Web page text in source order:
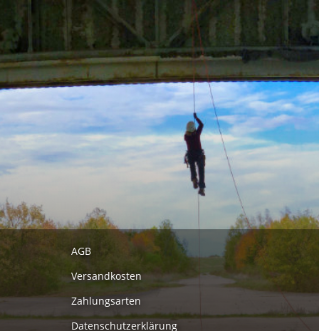
AGB
Versandkosten
Zahlungsarten
Datenschutzerklärung